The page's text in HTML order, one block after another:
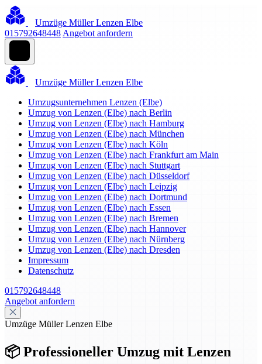
Umzüge Müller Lenzen Elbe
015792648448 Angebot anfordern
Umzüge Müller Lenzen Elbe
Umzugsunternehmen Lenzen (Elbe)
Umzug von Lenzen (Elbe) nach Berlin
Umzug von Lenzen (Elbe) nach Hamburg
Umzug von Lenzen (Elbe) nach München
Umzug von Lenzen (Elbe) nach Köln
Umzug von Lenzen (Elbe) nach Frankfurt am Main
Umzug von Lenzen (Elbe) nach Stuttgart
Umzug von Lenzen (Elbe) nach Düsseldorf
Umzug von Lenzen (Elbe) nach Leipzig
Umzug von Lenzen (Elbe) nach Dortmund
Umzug von Lenzen (Elbe) nach Essen
Umzug von Lenzen (Elbe) nach Bremen
Umzug von Lenzen (Elbe) nach Hannover
Umzug von Lenzen (Elbe) nach Nürnberg
Umzug von Lenzen (Elbe) nach Dresden
Impressum
Datenschutz
015792648448
Angebot anfordern
Umzüge Müller Lenzen Elbe
📦 Professioneller Umzug mit Lenzen